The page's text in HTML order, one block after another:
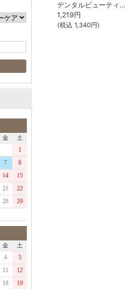
金
土
1
7
8
14
15
21
22
28
29
金
土
4
5
11
12
18
19
デンタルビューティーケア ホワイトニング(医薬部外品）
1,219円
(税込1,340 円)